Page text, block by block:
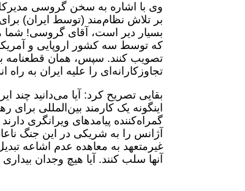
وی با اشاره به سخن گروسی
بر تلاش نظام‌مند (توسط ایران)
بسیار دیر است، آقای گروسی! شما
که توسط سه کشور اروپایی و
تصویب کنند. سپس، همان قطعنامه
تجاوزکارانه‌ای را علیه ایران به
بقایی تصریح کرد: آیا می‌دانید چند
اینگونه یک کارمند بین‌المللی
گمراه‌کننده پیامدهای ویرانگری
آژانس را به شریکی در این جنگ
آنها سلب کنند. آیا هیچ وجدان